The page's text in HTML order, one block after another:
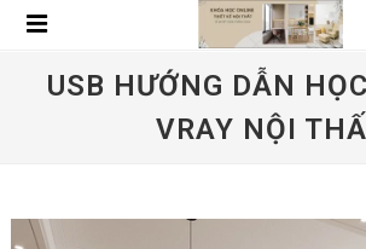
USB HƯỚNG DẪN
VRAY NỘI